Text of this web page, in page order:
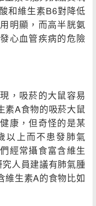
和維生素B6對降低
明顯，而高半胱氨
心血管疾病的危險
，吸菸的大鼠容易
素A食物的吸菸大鼠
康，但奇怪的是某
以上而不患發肺氣
經常攝食富含維生
人員建議有肺氣腫
維生素A的食物比如